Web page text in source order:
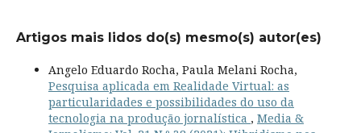
Artigos mais lidos do(s) mesmo(s) autor(es)
Angelo Eduardo Rocha, Paula Melani Rocha,
Pesquisa aplicada em Realidade Virtual: as
particularidades e possibilidades do uso da
tecnologia na produção jornalística , Media &